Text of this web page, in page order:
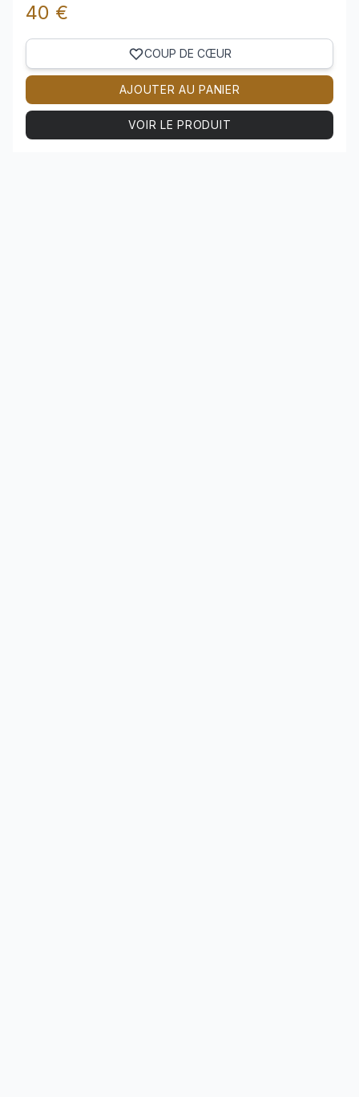
40 €
COUP DE CŒUR
AJOUTER AU PANIER
VOIR LE PRODUIT